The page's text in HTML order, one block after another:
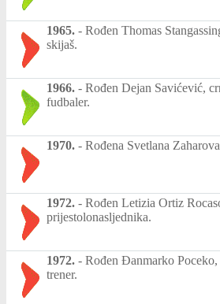
1965. - Rođen Thomas
skijaš.
1966. - Rođen Dejan Savićević,
fudbaler.
1970. - Rođena Svetlana
1972. - Rođen Letizia Ortiz
prijestolonasljednika.
1972. - Rođen Đanmarko
trener.